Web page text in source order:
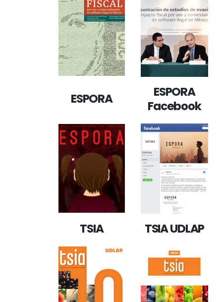
ESPORA
ESPORA
Facebook
TSIA TSIA UDLAP